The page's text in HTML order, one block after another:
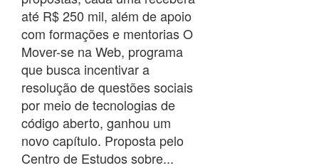
até R$ 250 mil, além de apoio
com formações e mentorias O
Mover-se na Web, programa
que busca incentivar a
resolução de questões sociais
por meio de tecnologias de
código aberto, ganhou um
novo capítulo. Proposta pelo
Centro de Estudos sobre...